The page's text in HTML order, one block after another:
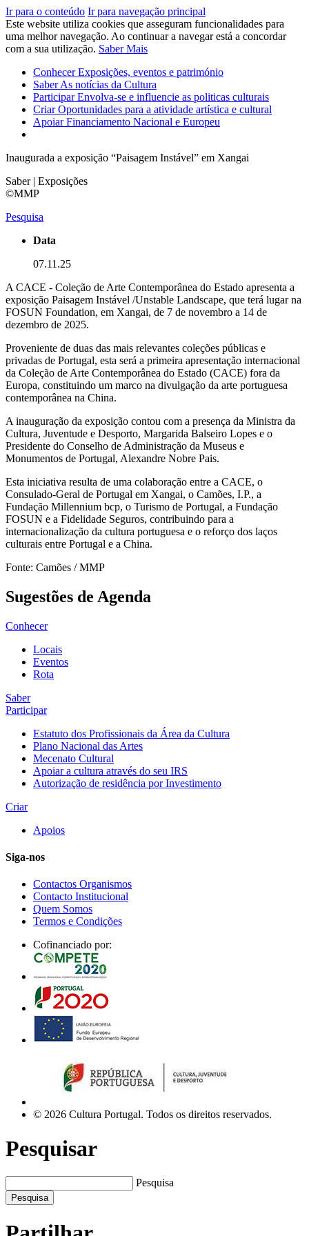
Ir para o conteúdo Ir para navegação principal
Este website utiliza cookies que asseguram funcionalidades para
uma melhor navegação. Ao continuar a navegar está a concordar
com a sua utilização. Saber Mais
ConhecerExposições, eventos e património
SaberAs notícias da Cultura
ParticiparEnvolva-se e influencie as politicas culturais
CriarOportunidades para a atividade artística e cultural
ApoiarFinanciamento Nacional e Europeu
Inaugurada a exposição “Paisagem Instável” em Xangai
Saber | Exposições
©MMP
Pesquisa
Data
07.11.25
A CACE - Coleção de Arte Contemporânea do Estado apresenta a
exposição Paisagem Instável /Unstable Landscape, que terá lugar na
FOSUN Foundation, em Xangai, de 7 de novembro a 14 de
dezembro de 2025.
Proveniente de duas das mais relevantes coleções públicas e
privadas de Portugal, esta será a primeira apresentação internacional
da Coleção de Arte Contemporânea do Estado (CACE) fora da
Europa, constituindo um marco na divulgação da arte portuguesa
contemporânea na China.
A inauguração da exposição contou com a presença da Ministra da
Cultura, Juventude e Desporto, Margarida Balseiro Lopes e o
Presidente do Conselho de Administração da Museus e
Monumentos de Portugal, Alexandre Nobre Pais.
Esta iniciativa resulta de uma colaboração entre a CACE, o
Consulado-Geral de Portugal em Xangai, o Camões, I.P., a
Fundação Millennium bcp, o Turismo de Portugal, a Fundação
FOSUN e a Fidelidade Seguros, contribuindo para a
internacionalização da cultura portuguesa e o reforço dos laços
culturais entre Portugal e a China.
Fonte: Camões / MMP
Sugestões de Agenda
Conhecer
Locais
Eventos
Rota
Saber
Participar
Estatuto dos Profissionais da Área da Cultura
Plano Nacional das Artes
Mecenato Cultural
Apoiar a cultura através do seu IRS
Autorização de residência por Investimento
Criar
Apoios
Siga-nos
Contactos Organismos
Contacto Institucional
Quem Somos
Termos e Condições
Cofinanciado por:
© 2026 Cultura Portugal. Todos os direitos reservados.
Pesquisar
Pesquisa
Pesquisa